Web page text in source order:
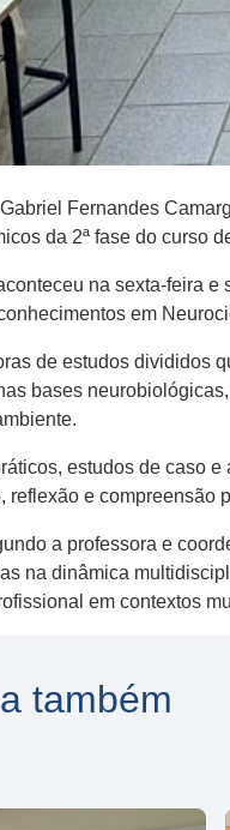
Fernandes
da 2ª fase do curso
na sexta-feira
em
de estudos divididos
bases
estudos de caso
reflexão e compreensão
a professora e
na dinâmica
em contextos
também